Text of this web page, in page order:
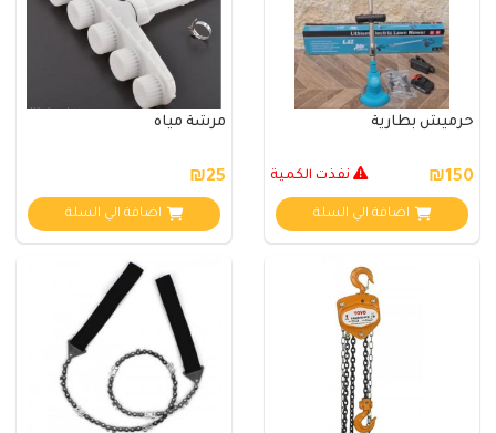
حرميش بطارية
₪150 نفذت الكمية
اضافة الي السلة
مرشة مياه
₪25
اضافة الي السلة